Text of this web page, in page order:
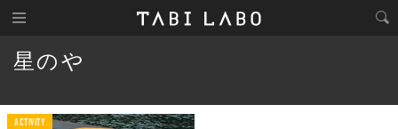
星のや
ACTIVITY